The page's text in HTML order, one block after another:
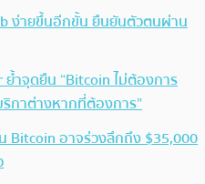
ง่ายขึ้นอีกขั้น ยืนยันตัวตนผ่าน
ย้ำจุดยืน “Bitcoin ไม่ต้องการ
ริกาต่างหากที่ต้องการ”
Bitcoin อาจร่วงลึกถึง $35,000